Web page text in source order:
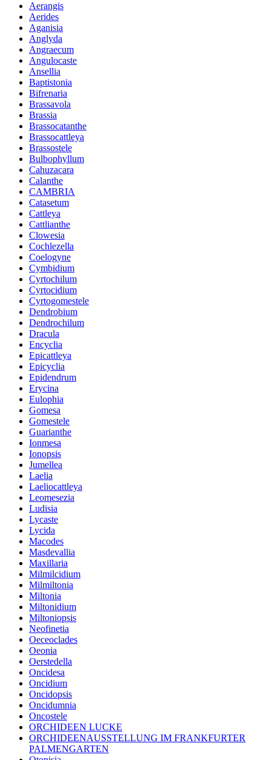
Aerangis
Aerides
Aganisia
Anglyda
Angraecum
Angulocaste
Ansellia
Baptistonia
Bifrenaria
Brassavola
Brassia
Brassocatanthe
Brassocattleya
Brassostele
Bulbophyllum
Cahuzacara
Calanthe
CAMBRIA
Catasetum
Cattleya
Cattlianthe
Clowesia
Cochlezella
Coelogyne
Cymbidium
Cyrtochilum
Cyrtocidium
Cyrtogomestele
Dendrobium
Dendrochilum
Dracula
Encyclia
Epicattleya
Epicyclia
Epidendrum
Erycina
Eulophia
Gomesa
Gomestele
Guarianthe
Ionmesa
Ionopsis
Jumellea
Laelia
Laeliocattleya
Leomesezia
Ludisia
Lycaste
Lycida
Macodes
Masdevallia
Maxillaria
Milmilcidium
Milmiltonia
Miltonia
Miltonidium
Miltoniopsis
Neofinetia
Oeceoclades
Oeonia
Oerstedella
Oncidesa
Oncidium
Oncidopsis
Oncidumnia
Oncostele
ORCHIDEEN LUCKE
ORCHIDEENAUSSTELLUNG IM FRANKFURTER
PALMENGARTEN